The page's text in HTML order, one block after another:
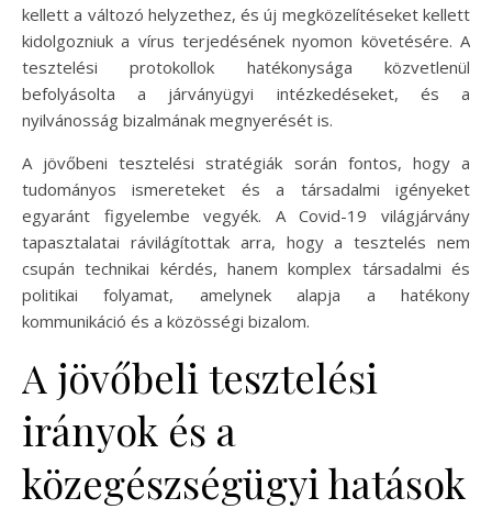
kellett a változó helyzethez, és új megközelítéseket kellett
kidolgozniuk a vírus terjedésének nyomon követésére. A
tesztelési protokollok hatékonysága közvetlenül
befolyásolta a járványügyi intézkedéseket, és a
nyilvánosság bizalmának megnyerését is.
A jövőbeni tesztelési stratégiák során fontos, hogy a
tudományos ismereteket és a társadalmi igényeket
egyaránt figyelembe vegyék. A Covid-19 világjárvány
tapasztalatai rávilágítottak arra, hogy a tesztelés nem
csupán technikai kérdés, hanem komplex társadalmi és
politikai folyamat, amelynek alapja a hatékony
kommunikáció és a közösségi bizalom.
A jövőbeli tesztelési
irányok és a
közegészségügyi hatások